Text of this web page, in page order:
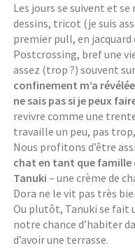
Les jours se suivent et
dessins, tricot (je suis
premier pull, en
Postcrossing, bref une
assez (trop ?) souvent
confinement m’a
ne sais pas si je peux
revivre comme une
travaille un peu, pas
Nous profitons d’être
chat en tant que famille
Tanuki – une crème de
Dora ne le vit pas très
Ou plutôt, Tanuki se fait
notre chance d’habiter
d’avoir une terrasse.